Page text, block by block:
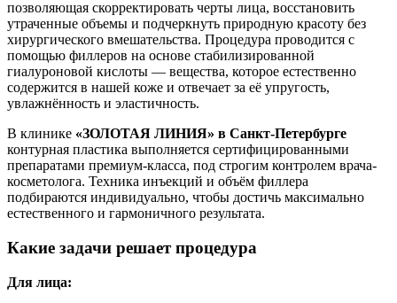
позволяющая скорректировать черты лица, восстановить
утраченные объемы и подчеркнуть природную красоту без
хирургического вмешательства. Процедура проводится с
помощью филлеров на основе стабилизированной
гиалуроновой кислоты — вещества, которое естественно
содержится в нашей коже и отвечает за её упругость,
увлажнённость и эластичность.
В клинике «ЗОЛОТАЯ ЛИНИЯ» в Санкт-Петербурге
контурная пластика выполняется сертифицированными
препаратами премиум-класса, под строгим контролем врача-
косметолога. Техника инъекций и объём филлера
подбираются индивидуально, чтобы достичь максимально
естественного и гармоничного результата.
Какие задачи решает процедура
Для лица: